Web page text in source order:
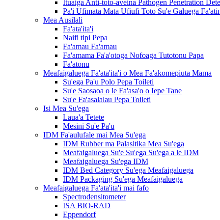
Ituaiga Anti-toto-aveina Pathogen Penetration
Pa'i Ufimata Mata Ufiufi Toto Su'e Galuega
Mea Ausilali
Fa'ata'ita'i
Naifi tipi Pepa
Fa'amau Fa'amau
Fa'amama Fa'a'otoga Nofoaga Tutotonu Papa
Fa'atonu
Meafaigaluega Fa'ata'ita'i o Mea Fa'akomepiuta Mama
Su'ega Pa'u Polo Pepa Toileti
Su'e Saosaoa o le Fa'asa'o o Iepe Tane
Su'e Fa'asalalau Pepa Toileti
Isi Mea Su'ega
Laua'a Tetete
Mesini Su'e Pa'u
IDM Fa'aulufale mai Mea Su'ega
IDM Rubber ma Palasitika Mea Su'ega
Meafaigaluega Su'e Su'ega Su'ega a le IDM
Meafaigaluega Su'ega IDM
IDM Bed Category Su'ega Meafaigaluega
IDM Packaging Su'ega Meafaigaluega
Meafaigaluega Fa'ata'ita'i mai fafo
Spectrodensitometer
ISA BIO-RAD
Eppendorf